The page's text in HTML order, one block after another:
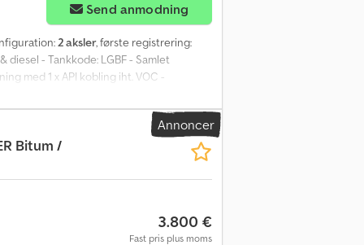
Send anmodning
2 aksler, første registrering:
diesel - Tankkode: LGBF - Samlet
med 1 x API kobling iht. VOC -
- Skivebremser - Alufælge - ABS -
Annoncer
Bitum /
3.800 €
Fast pris plus moms